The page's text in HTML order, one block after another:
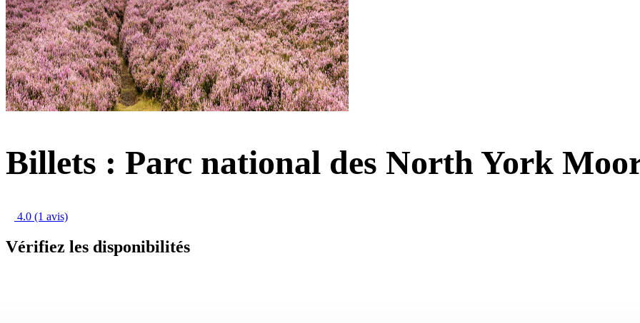
Billets : Parc national des North York
4.0 (1 avis)
Vérifiez les disponibilités